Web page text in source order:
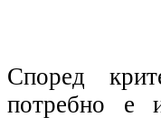
Според
потребно е